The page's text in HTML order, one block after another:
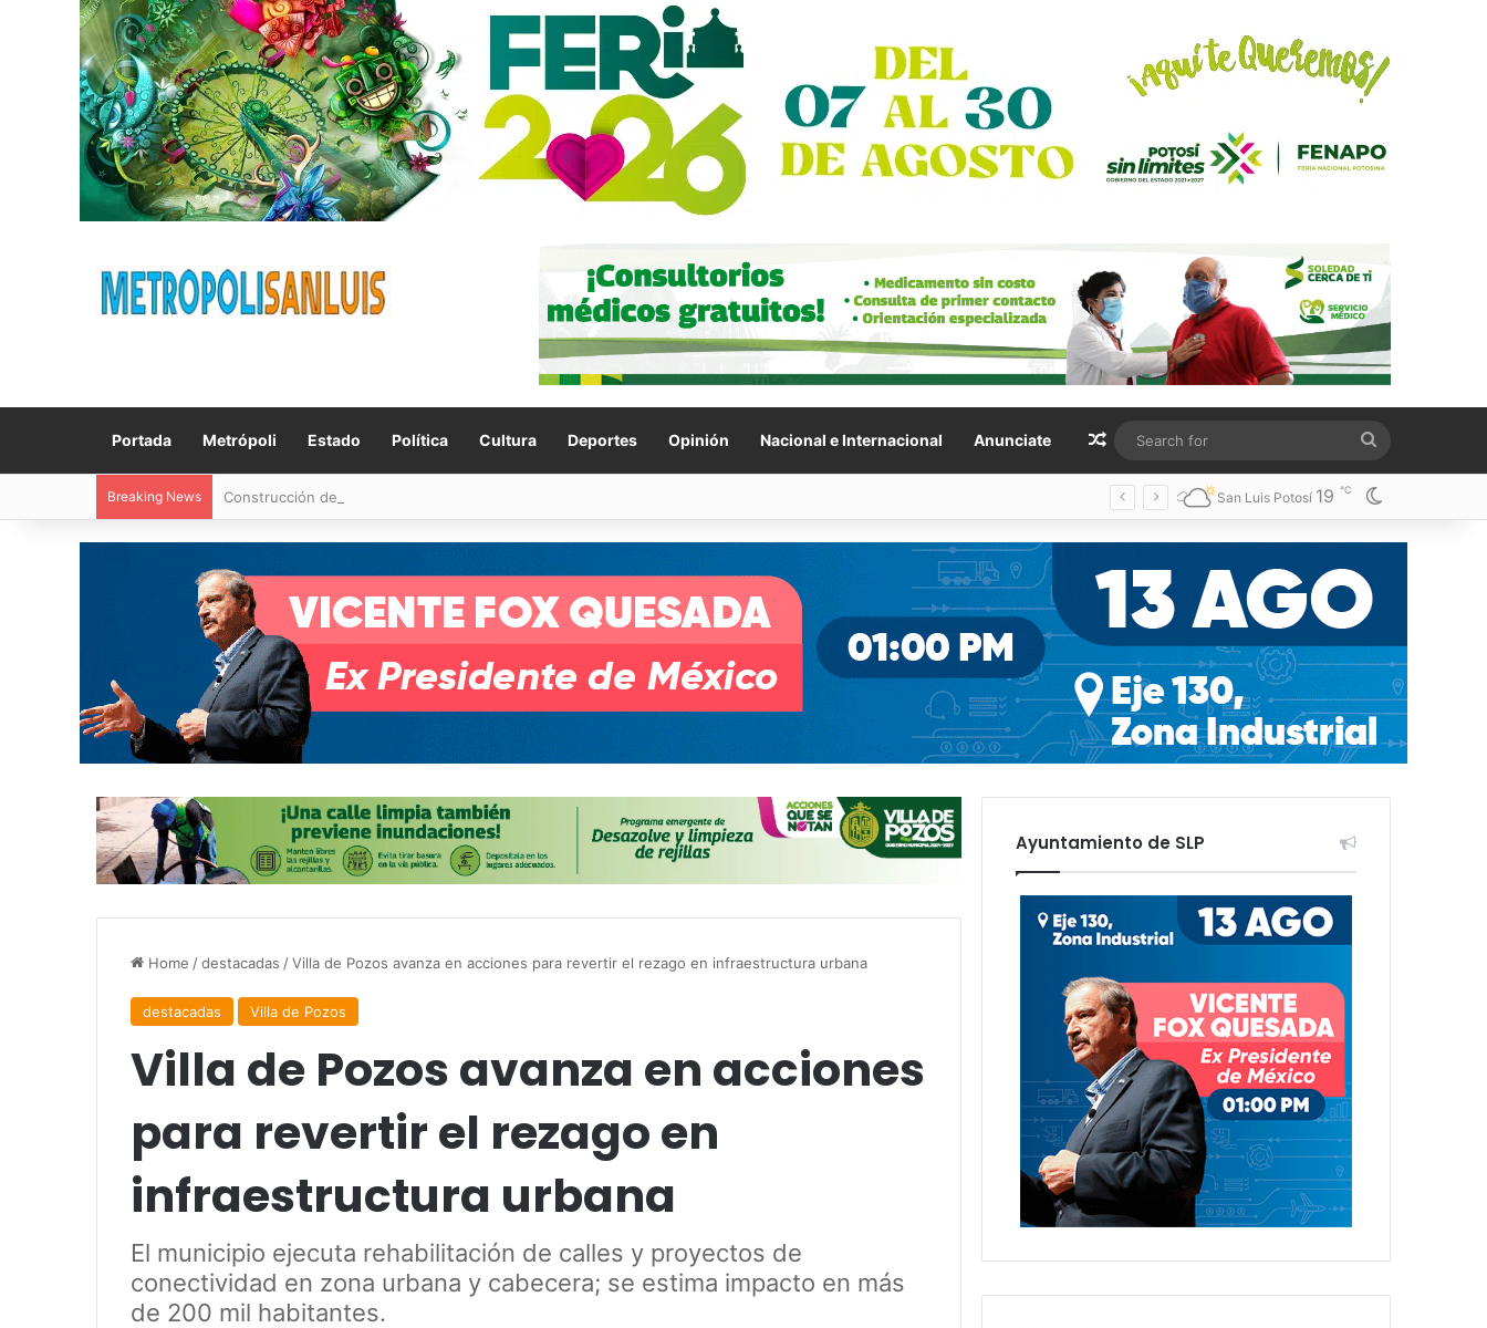
Portada Metrópoli Estado Política Cultura Deportes Opinión Nacional e Internacional Anunciate Random Article
for
Breaking News Construcción de tres nuevas aulas en Capullito III registra avances en Soledad San Luis Potosí 19 ℃
Home /destacadas /Villa de Pozos avanza en acciones para revertir el rezago en infraestructura urbana
destacadas Villa de Pozos
Villa de Pozos avanza en acciones
para revertir el rezago en
infraestructura urbana
El municipio ejecuta rehabilitación de calles y proyectos de
conectividad en zona urbana y cabecera; se estima impacto en más
de 200 mil habitantes.
Ayuntamiento de SLP